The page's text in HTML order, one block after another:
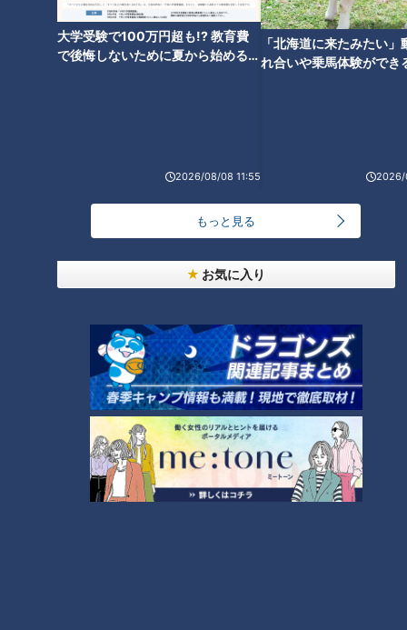
大学受験で100万円超も!? 教育費
で後悔しないために夏から始めるお
2026/08/08 11:55
「北海道に来たみたい」
れ合いや乗馬体験ができ
2026/
もっと見る
お気に入り
今回のメインは、13年前のオープン時にはまだなかったいち
ご狩り。若狭アナにとって、いちご狩りは約20年前のロケ以
来で、プライベートではほとんど体験していないそう。そこ
で、マネージャーの山本さんに話を伺いました。
「4月くらいまで、土日は定員が（ほぼ）埋まっている」
世界的パティシエ・辻口博啓シェフが監修をする「いちごハウ
ス」では、22種類ものいちごを食べ比べることができます。